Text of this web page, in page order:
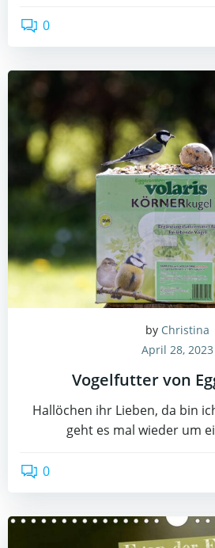
0
by Christina
April 28, 2023
Vogelfutter von
Hallöchen ihr Lieben, da bin
geht es mal wieder um
0